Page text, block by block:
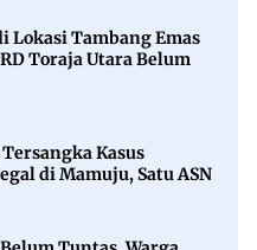
Lokasi Tambang Emas
Toraja Utara Belum
Kasus
di Mamuju, Satu ASN